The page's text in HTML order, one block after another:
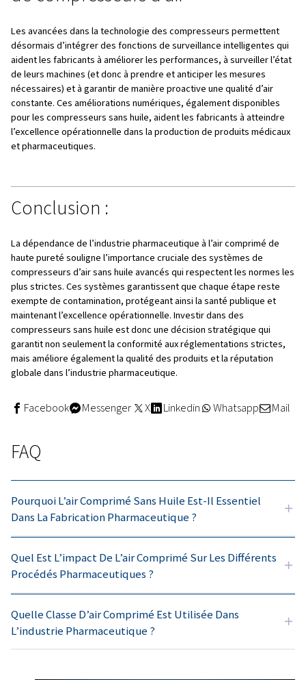
L’air comprimé est également très utile dans les
séchage sous vide de médicaments tels que les sirops
Le compresseur sans huile garantit que l’air utilisé dans
processus est exempt de contaminants, préservant
du produit final.
Avantages des compresseurs
huile
Les compresseurs sans huile offrent des avantages
une réelle valeur ajoutée aux entreprises qui les
solutions préservent l’intégrité des produits en
contamination et réduisent les temps d’arrêt coûteux
les équipements critiques des dommages liés à l’huile.
des modèles sans huile, les entreprises garantiront
conformité aux normes réglementaires strictes, qui
obligatoires dans certains secteurs. De plus, les
adoptent ces technologies et respectent certaines
pureté renforcent leur réputation auprès de leurs